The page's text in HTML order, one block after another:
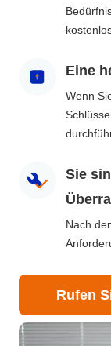
Eine
Wenn
Sie
Nach
Rufen